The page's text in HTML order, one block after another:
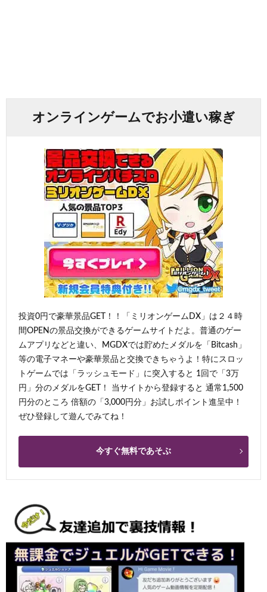
オンラインゲームでお小遣い稼ぎ
投資0円で豪華景品GET！！「ミリオンゲームDX」は２４時
間OPENの景品交換ができるゲームサイトだよ。普通のゲー
ムアプリなどと違い、MGDXでは貯めたメダルを「Bitcash」
等の電子マネーや豪華景品と交換できちゃうよ！特にスロッ
トゲームでは「ラッシュモード」に突入すると 1回で「3万
円」分のメダルをGET！ 当サイトから登録すると 通常1,500
円分のところ 倍額の「3,000円分」お試しポイント進呈中！
ぜひ登録して遊んでみてね！
今すぐ無料であそぶ